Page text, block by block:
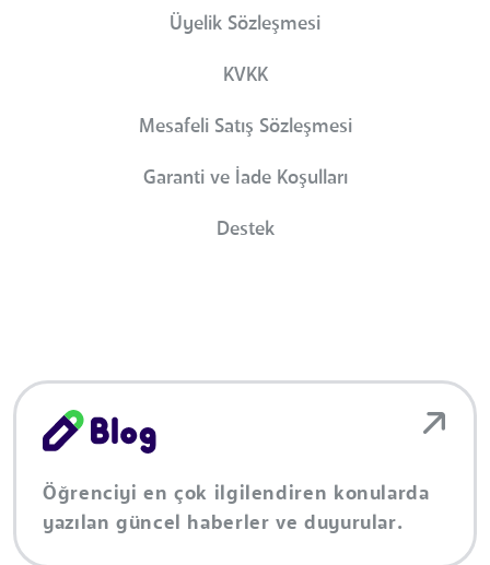
Üyelik Sözleşmesi
KVKK
Mesafeli Satış Sözleşmesi
Garanti ve İade Koşulları
Destek
Öğrenciyi en çok ilgilendiren konularda
yazılan güncel haberler ve duyurular.